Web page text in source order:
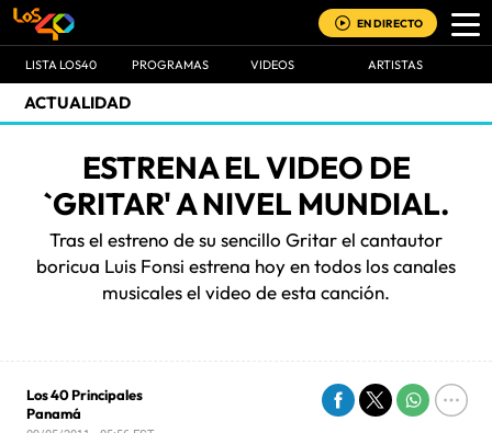
EN DIRECTO
LISTA LOS40 PROGRAMAS VIDEOS ARTISTAS
ACTUALIDAD
ESTRENA EL VIDEO DE
`GRITAR' A NIVEL MUNDIAL.
Tras el estreno de su sencillo Gritar el cantautor
boricua Luis Fonsi estrena hoy en todos los canales
musicales el video de esta canción.
Los 40 Principales
Panamá